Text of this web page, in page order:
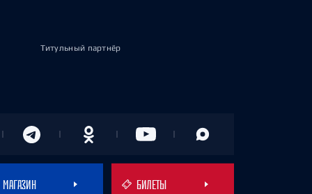
Титульный партнёр
МАГАЗИН БИЛЕТЫ